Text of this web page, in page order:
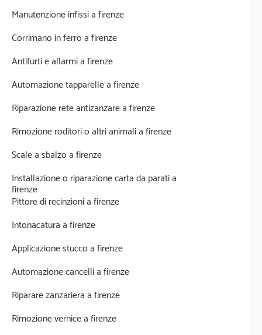
Manutenzione infissi a firenze
Corrimano in ferro a firenze
Antifurti e allarmi a firenze
Automazione tapparelle a firenze
Riparazione rete antizanzare a firenze
Rimozione roditori o altri animali a firenze
Scale a sbalzo a firenze
Installazione o riparazione carta da parati a
firenze
Pittore di recinzioni a firenze
Intonacatura a firenze
Applicazione stucco a firenze
Automazione cancelli a firenze
Riparare zanzariera a firenze
Rimozione vernice a firenze